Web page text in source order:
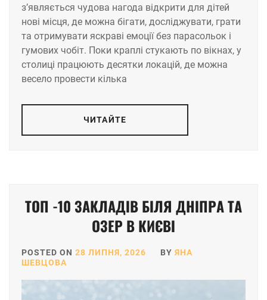
з’являється чудова нагода відкрити для дітей
нові місця, де можна бігати, досліджувати, грати
та отримувати яскраві емоції без парасольок і
гумових чобіт. Поки краплі стукають по вікнах, у
столиці працюють десятки локацій, де можна
весело провести кілька
ЧИТАЙТЕ
ТОП -10 ЗАКЛАДІВ БІЛЯ ДНІПРА ТА
ОЗЕР В КИЄВІ
POSTED ON 28 ЛИПНЯ, 2026 BY ЯНА
ШЕВЦОВА